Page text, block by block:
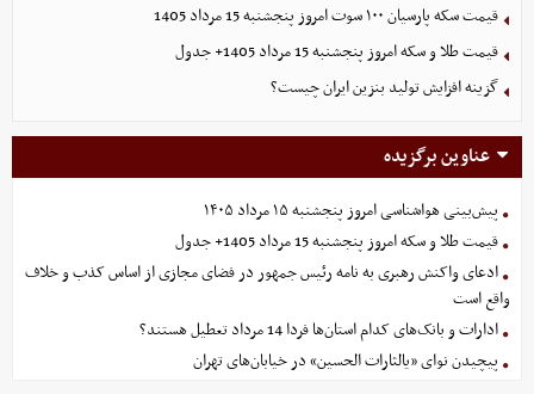
قیمت سکه پارسیان ۱۰۰ سوت امروز پنجشنبه 15 مرداد 1405
قیمت طلا و سکه امروز پنجشنبه 15 مرداد 1405+ جدول
گزینه‌ افزایش تولید بنزین ایران چیست؟
عناوین برگزیده
پیش‌بینی هواشناسی امروز پنجشنبه ۱۵ مرداد ۱۴۰۵
قیمت طلا و سکه امروز پنجشنبه 15 مرداد 1405+ جدول
ادعای واکنش رهبری به نامه رئیس جمهور در فضای مجازی از اساس کذب و خلاف
واقع است
ادارات و بانک‌های کدام استان‌ها فردا 14 مرداد تعطیل هستند؟
پیچیدن نوای «یالثارات الحسین» در خیابان‌های تهران